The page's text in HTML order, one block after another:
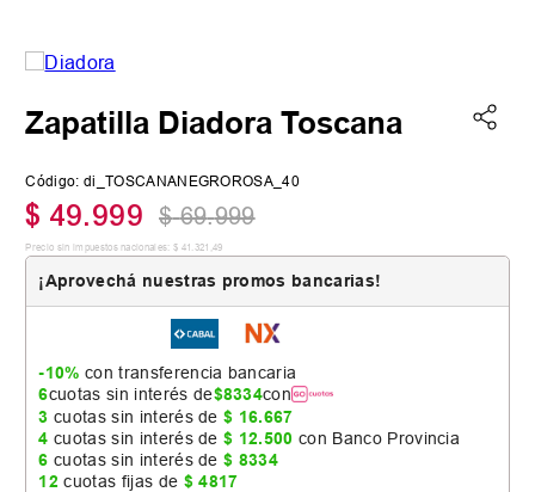
5. zapatillas adidas
Zapatilla Diadora Toscana
Código: di_TOSCANANEGROROSA_40
$ 49.999 $ 69.999
Precio sin impuestos nacionales: $ 41 321 49
¡Aprovechá nuestras promos bancarias!
-10% con transferencia bancaria
6cuotas sin interés de$8334con
3 cuotas sin interés de$ 16.667
4 cuotas sin interés de$ 12.500 con Banco Provincia
6 cuotas sin interés de$ 8334
12 cuotas fijas de $ 4817